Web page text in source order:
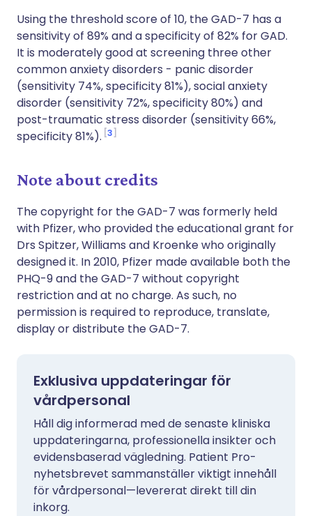
Using the threshold score of 10, the GAD-7 has a
sensitivity of 89% and a specificity of 82% for GAD.
It is moderately good at screening three other
common anxiety disorders - panic disorder
(sensitivity 74%, specificity 81%), social anxiety
disorder (sensitivity 72%, specificity 80%) and
post-traumatic stress disorder (sensitivity 66%,
specificity 81%). 3
Note about credits
The copyright for the GAD-7 was formerly held
with Pfizer, who provided the educational grant for
Drs Spitzer, Williams and Kroenke who originally
designed it. In 2010, Pfizer made available both the
PHQ-9 and the GAD-7 without copyright
restriction and at no charge. As such, no
permission is required to reproduce, translate,
display or distribute the GAD-7.
Exklusiva uppdateringar för
vårdpersonal
Håll dig informerad med de senaste kliniska
uppdateringarna, professionella insikter och
evidensbaserad vägledning. Patient Pro-
nyhetsbrevet sammanställer viktigt innehåll
för vårdpersonal—levererat direkt till din
inkorg.